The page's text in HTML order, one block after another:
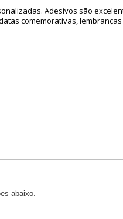
Adesivos são
comemorativas,
abaixo.